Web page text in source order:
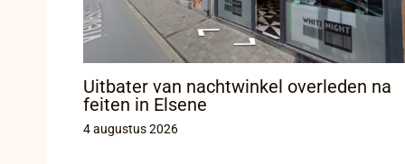
Uitbater van nachtwinkel overleden na
feiten in Elsene
4 augustus 2026